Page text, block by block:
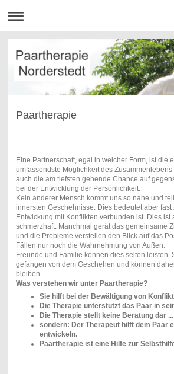
Paartherapie
Eine Partnerschaft, egal in welcher Form, ist die
umfassendste Möglichkeit des
auch die am tiefsten gehende Chance auf
bei der Entwicklung der Persönlichkeit.
Kein anderer Mensch kommt uns so nahe und
innersten Geschehnisse. Dies bedeutet aber
Entwickung mit Konflikten verbunden ist. Dies ist
schmerzhaft. Manchmal gerät das gemeinsame
und die Probleme verstellen den Blick auf das
Fällen nur noch die Wahrnehmung von Außen.
Freunde und Familie können dies selten leisten.
gefangen von dem Geschehen und können
bleiben.
Was verstehen wir unter Paartherapie?
Sie hilft bei der Bewältigung von
Die Therapie unterstützt das Paar in
Die Therapie stellt keine Beratung dar ...
sondern: Der Therapeut hilft dem Paar
entwickeln.
Paartherapie ist eine Hilfe zur